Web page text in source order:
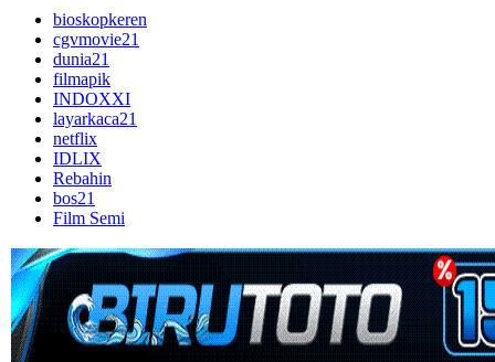
bioskopkeren
cgvmovie21
dunia21
filmapik
INDOXXI
layarkaca21
netflix
IDLIX
Rebahin
bos21
Film Semi